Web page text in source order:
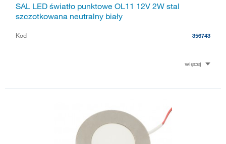
SAL LED światło punktowe OL11 12V 2W stal
szczotkowana neutralny biały
Kod 356743
więcej